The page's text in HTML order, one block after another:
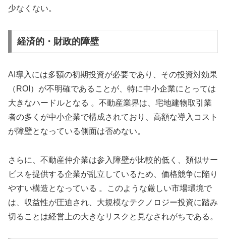
少なくない。
経済的・財政的障壁
AI導入には多額の初期投資が必要であり、その投資対効果
（ROI）が不明確であることが、特に中小企業にとっては
大きなハードルとなる 。不動産業界は、宅地建物取引業
者の多くが中小企業で構成されており、高額な導入コスト
が障壁となっている側面は否めない。
さらに、不動産仲介業は参入障壁が比較的低く、類似サー
ビスを提供する企業が乱立しているため、価格競争に陥り
やすい構造となっている 。このような厳しい市場環境で
は、収益性が圧迫され、大規模なテクノロジー投資に踏み
切ることは経営上の大きなリスクと見なされがちである。